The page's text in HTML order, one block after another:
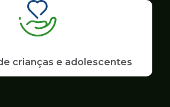
crianças e adolescentes